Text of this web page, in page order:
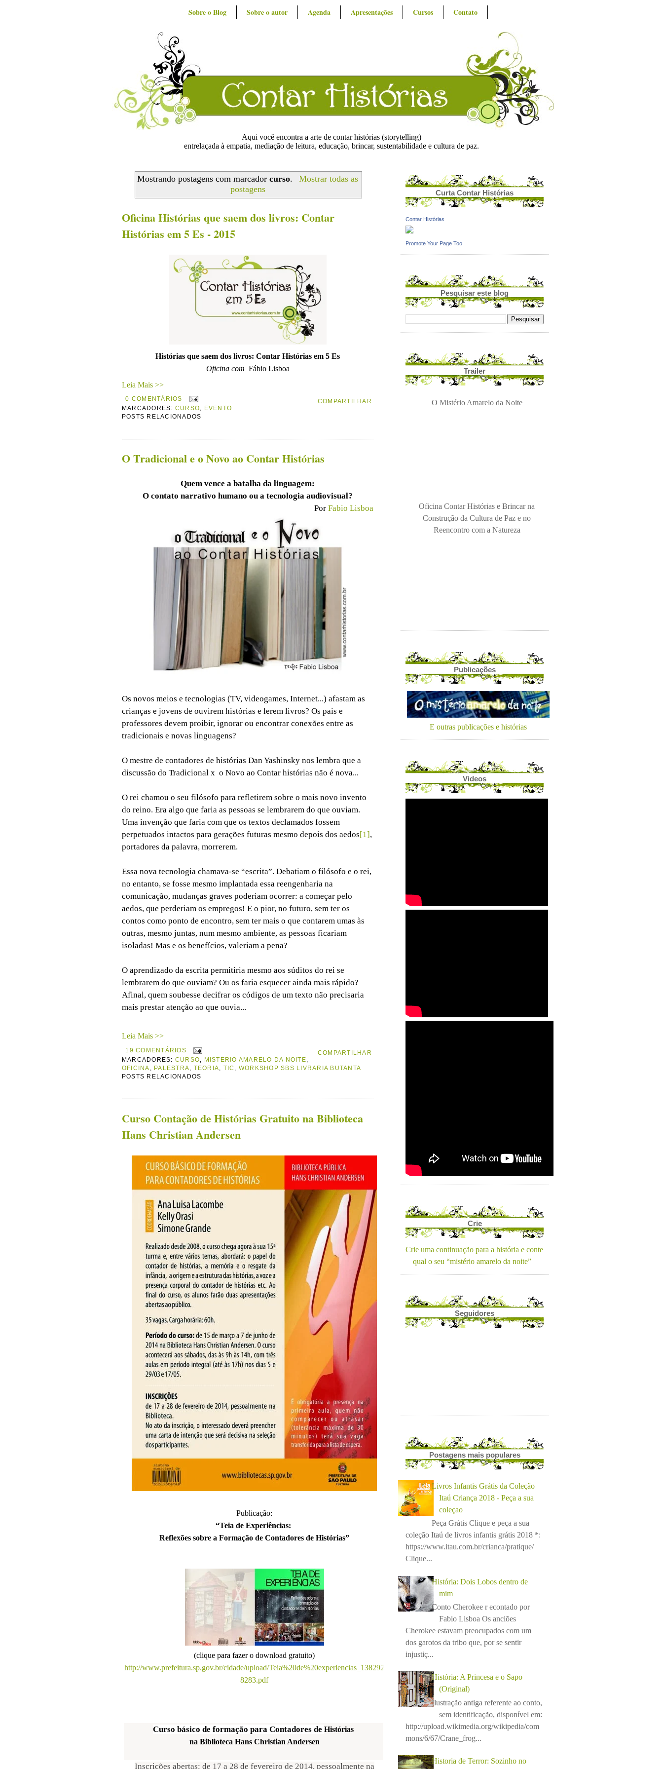
Sobre o Blog Sobre o autor Agenda Apresentações Cursos Contato
Aqui você encontra a arte de contar histórias (storytelling)
entrelaçada à empatia, mediação de leitura, educação, brincar, sustentabilidade e cultura de paz.
Mostrando postagens com marcadorcurso.
Mostrar todas as
postagens
Oficina Histórias que saem dos livros: Contar
Histórias em 5 Es - 2015
Histórias que saem dos livros: Contar Histórias em 5 Es
Oficina com Fábio Lisboa
Leia Mais >>
COMPARTILHAR
0 COMENTÁRIOS
MARCADORES: CURSO, EVENTO
POSTS RELACIONADOS
O Tradicional e o Novo ao Contar Histórias
Quem vence a batalha da linguagem:
O contato narrativo humano ou a tecnologia audiovisual?
Por Fabio Lisboa
Os novos meios e tecnologias (TV, videogames, Internet...) afastam as
crianças e jovens de ouvirem histórias e lerem livros? Os pais e
professores devem proibir, ignorar ou encontrar conexões entre as
tradicionais e novas linguagens?
O mestre de contadores de histórias Dan Yashinsky nos lembra que a
discussão do Tradicional x o Novo ao Contar histórias não é nova...
O rei chamou o seu filósofo para refletirem sobre o mais novo invento
do reino. Era algo que faria as pessoas se lembrarem do que ouviam.
Uma invenção que faria com que os textos declamados fossem
perpetuados intactos para gerações futuras mesmo depois dos aedos[1] ,
portadores da palavra, morrerem.
Essa nova tecnologia chamava-se “escrita”. Debatiam o filósofo e o rei,
no entanto, se fosse mesmo implantada essa reengenharia na
comunicação, mudanças graves poderiam ocorrer: a começar pelo
aedos, que perderiam os empregos! E o pior, no futuro, sem ter os
contos como ponto de encontro, sem ter mais o que contarem umas às
outras, mesmo juntas, num mesmo ambiente, as pessoas ficariam
isoladas! Mas e os benefícios, valeriam a pena?
O aprendizado da escrita permitiria mesmo aos súditos do rei se
lembrarem do que ouviam? Ou os faria esquecer ainda mais rápido?
Afinal, quem soubesse decifrar os códigos de um texto não precisaria
mais prestar atenção ao que ouvia...
Leia Mais >>
COMPARTILHAR
19 COMENTÁRIOS
MARCADORES: CURSO MISTERIO AMARELO DA NOITE
OFICINA
PALESTRA TEORIA TIC
WORKSHOP SBS LIVRARIA BUTANTA
POSTS RELACIONADOS
Curso Contação de Histórias Gratuito na Biblioteca
Hans Christian Andersen
Publicação:
“Teia de Experiências:
Reflexões sobre a Formação de Contadores de Histórias”
(clique para fazer o download gratuito)
http://www.prefeitura.sp.gov.br/cidade/upload/Teia%20de%20experiencias_138292
8283.pdf
Curso básico de formação para Contadores de Histórias
na Biblioteca Hans Christian Andersen
Inscrições abertas: de 17 a 28 de fevereiro de 2014, pessoalmente na
Curta Contar Histórias
Contar Histórias
Promote Your Page Too
Pesquisar este blog
Trailer
O Mistério Amarelo da Noite
Oficina Contar Histórias e Brincar na
Construção da Cultura de Paz e no
Reencontro com a Natureza
Publicações
E outras publicações e histórias
Videos
Crie
Crie uma continuação para a história e conte
qual o seu “mistério amarelo da noite”
Seguidores
Postagens mais populares
Livros Infantis Grátis da Coleção
Itaú Criança 2018 - Peça a sua
coleçao
Peça Grátis Clique e peça a sua
coleção Itaú de livros infantis grátis 2018 *:
https://www.itau.com.br/crianca/pratique/
Clique...
História: Dois Lobos dentro de
mim
Conto Cherokee r econtado por
Fabio Lisboa Os anciões
Cherokee estavam preocupados com um
dos garotos da tribo que, por se sentir
injustiç...
História: A Princesa e o Sapo
(Original)
Ilustração antiga referente ao conto,
sem identificação, disponível em:
http://upload.wikimedia.org/wikipedia/com
mons/6/67/Crane_frog...
Historia de Terror: Sozinho no